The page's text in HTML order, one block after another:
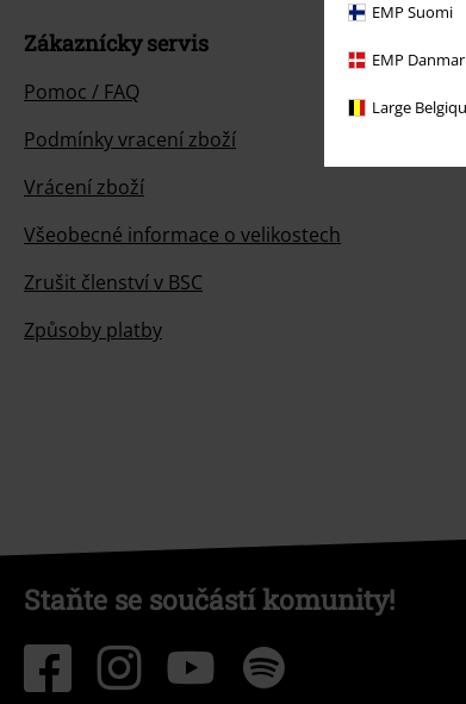
EMP Suomi
EMP
Large
Zákaznícky servis
Pomoc / FAQ
Podmínky vracení zboží
Vrácení zboží
Všeobecné informace o velikostech
Zrušit členství v BSC
Způsoby platby
Staňte se součástí komunity!